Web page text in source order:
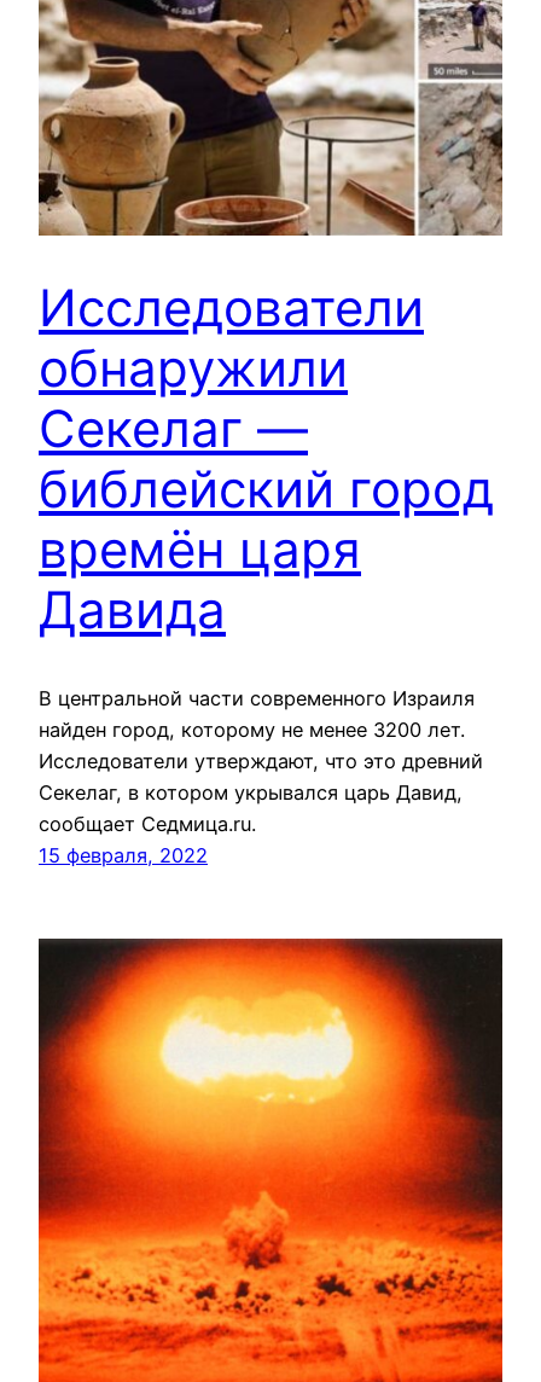
Исследователи
обнаружили
Секелаг —
библейский город
времён царя
Давида
В центральной части современного Израиля
найден город, которому не менее 3200 лет.
Исследователи утверждают, что это древний
Секелаг, в котором укрывался царь Давид,
сообщает Седмица.ru.
15 февраля, 2022